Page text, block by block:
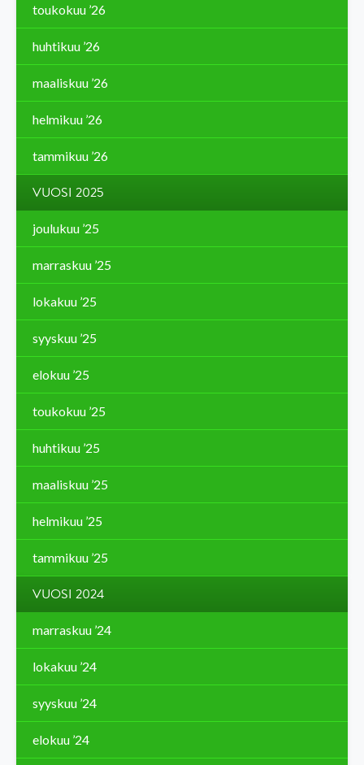
toukokuu ’26
huhtikuu ’26
maaliskuu ’26
helmikuu ’26
tammikuu ’26
VUOSI 2025
joulukuu ’25
marraskuu ’25
lokakuu ’25
syyskuu ’25
elokuu ’25
toukokuu ’25
huhtikuu ’25
maaliskuu ’25
helmikuu ’25
tammikuu ’25
VUOSI 2024
marraskuu ’24
lokakuu ’24
syyskuu ’24
elokuu ’24